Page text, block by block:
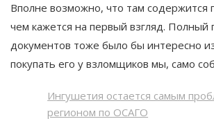
Вполне возможно, что там содержится
чем кажется на первый взгляд. Полный
документов тоже было бы интересно
покупать его у взломщиков мы, само
Ингушетия остается самым
регионом по ОСАГО